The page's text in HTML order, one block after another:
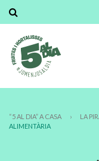
“5 AL DIA” A CASA › LA
ALIMENTÀRIA